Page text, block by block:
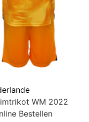
WM 2022
Bestellen